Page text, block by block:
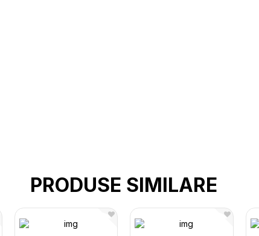
PRODUSE SIMILARE